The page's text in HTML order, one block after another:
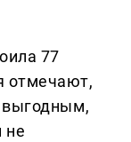
77
отмечают,
выгодным,
не